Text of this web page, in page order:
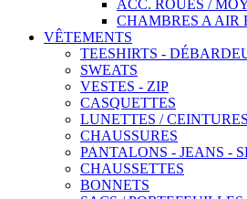
ACC. ROUES /
CHAMBRES A AIR
VÊTEMENTS
TEESHIRTS -
SWEATS
VESTES - ZIP
CASQUETTES
LUNETTES / CEINTURES
CHAUSSURES
PANTALONS - JEANS -
CHAUSSETTES
BONNETS